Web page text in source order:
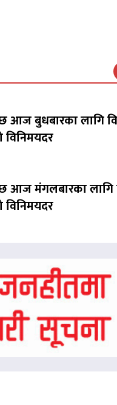
आज बुधबारका लागि
विनिमयदर
आज मंगलबारका लागि
विनिमयदर